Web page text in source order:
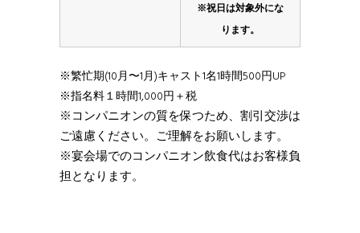
※祝日は対象外にな
ります。
※繁忙期(10月〜1月)キャスト1名1時間500円UP
※指名料１時間1,000円＋税
※コンパニオンの質を保つため、割引交渉は
ご遠慮ください。ご理解をお願いします。
※宴会場でのコンパニオン飲食代はお客様負
担となります。